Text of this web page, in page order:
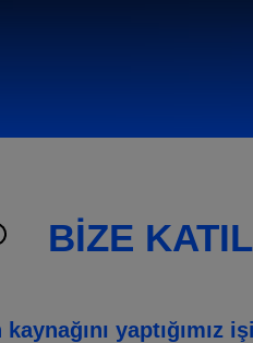
BIZE KATIL
kaynağını